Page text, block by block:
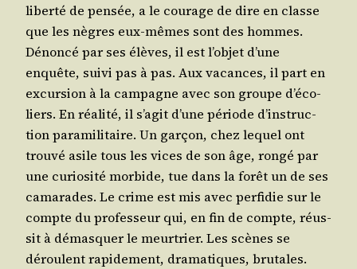
liber­té de pen­sée, a le cou­rage de dire en classe
que les nègres eux-mêmes sont des hommes.
Dénon­cé par ses élèves, il est l’ob­jet d’une
enquête, sui­vi pas à pas. Aux vacances, il part en
excur­sion à la cam­pagne avec son groupe d’é­co­
liers. En réa­li­té, il s’a­git d’une période d’ins­truc­
tion para­mi­li­taire. Un gar­çon, chez lequel ont
trou­vé asile tous les vices de son âge, ron­gé par
une curio­si­té mor­bide, tue dans la forêt un de ses
cama­rades. Le crime est mis avec per­fi­die sur le
compte du pro­fes­seur qui, en fin de compte, réus­
sit à démas­quer le meur­trier. Les scènes se
déroulent rapi­de­ment, dra­ma­tiques, brutales.